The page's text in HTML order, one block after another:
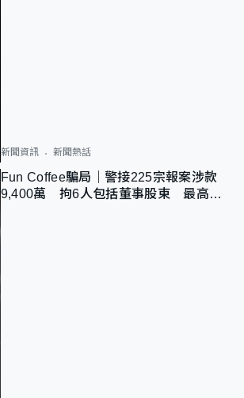
新聞資訊 新聞熱話
Fun Coffee騙局｜警接225宗報案涉款
9,400萬 拘6人包括董事股東 最高金